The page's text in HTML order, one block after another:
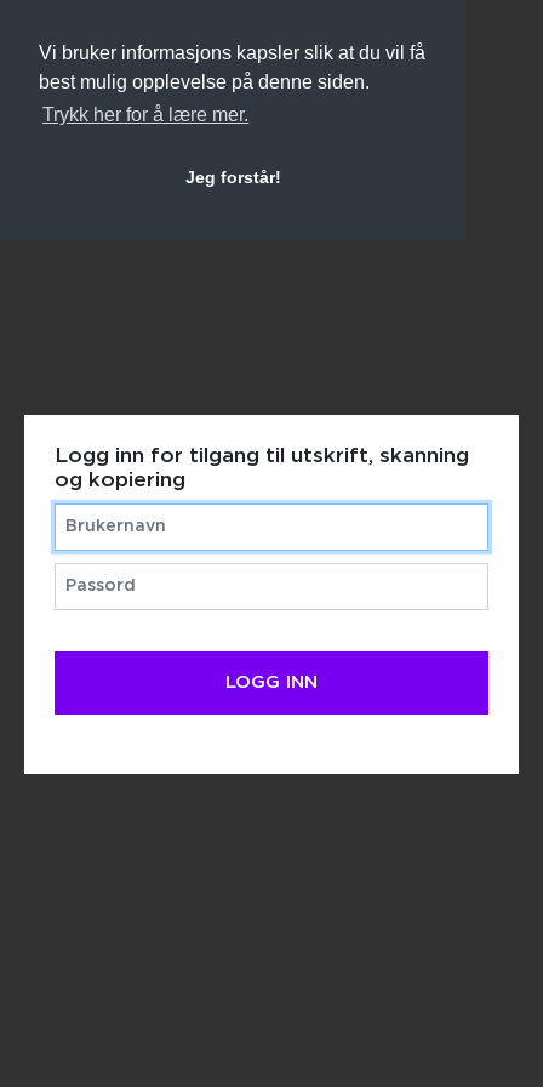
Vi bruker informasjons kapsler slik at du vil få
best mulig opplevelse på denne siden.
Trykk her for å lære mer.
Jeg forstår!
Logg inn for tilgang til utskrift, skanning
og kopiering
Brukernavn
Passord
LOGG INN